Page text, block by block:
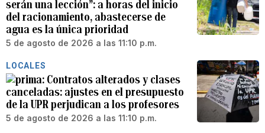
serán una lección”: a horas del inicio
del racionamiento, abastecerse de
agua es la única prioridad
5 de agosto de 2026 a las 11:10 p.m.
LOCALES
Contratos alterados y clases
canceladas: ajustes en el presupuesto
de la UPR perjudican a los profesores
5 de agosto de 2026 a las 11:10 p.m.